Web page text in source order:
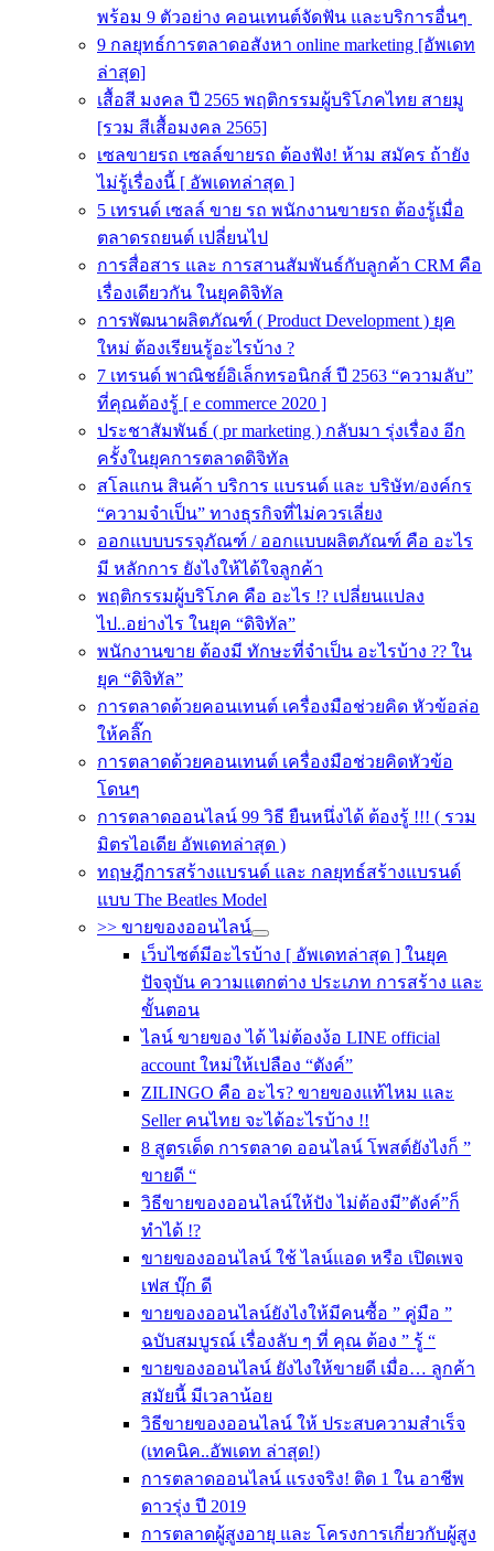
พร้อม 9 ตัวอย่าง คอนเทนต์จัดฟัน และบริการอื่นๆ
9 กลยุทธ์การตลาดอสังหา online marketing [อัพเดท
ล่าสุด]
เสื้อสี มงคล ปี 2565 พฤติกรรมผู้บริโภคไทย สายมู
[รวม สีเสื้อมงคล 2565]
เซลขายรถ เซลล์ขายรถ ต้องฟัง! ห้าม สมัคร ถ้ายัง
ไม่รู้เรื่องนี้ [ อัพเดทล่าสุด ]
5 เทรนด์ เซลล์ ขาย รถ พนักงานขายรถ ต้องรู้เมื่อ
ตลาดรถยนต์ เปลี่ยนไป
การสื่อสาร และ การสานสัมพันธ์กับลูกค้า CRM คือ
เรื่องเดียวกัน ในยุคดิจิทัล
การพัฒนาผลิตภัณฑ์ ( Product Development ) ยุค
ใหม่ ต้องเรียนรู้อะไรบ้าง ?
7 เทรนด์ พาณิชย์อิเล็กทรอนิกส์ ปี 2563 “ความลับ”
ที่คุณต้องรู้ [ e commerce 2020 ]
ประชาสัมพันธ์ ( pr marketing ) กลับมา รุ่งเรื่อง อีก
ครั้งในยุคการตลาดดิจิทัล
สโลแกน สินค้า บริการ แบรนด์ และ บริษัท/องค์กร
“ความจำเป็น” ทางธุรกิจที่ไม่ควรเลี่ยง
ออกแบบบรรจุภัณฑ์ / ออกแบบผลิตภัณฑ์ คือ อะไร
มี หลักการ ยังไงให้ได้ใจลูกค้า
พฤติกรรมผู้บริโภค คือ อะไร !? เปลี่ยนแปลง
ไป..อย่างไร ในยุค “ดิจิทัล”
พนักงานขาย ต้องมี ทักษะที่จำเป็น อะไรบ้าง ?? ใน
ยุค “ดิจิทัล”
การตลาดด้วยคอนเทนต์ เครื่องมือช่วยคิด หัวข้อล่อ
ให้คลิ๊ก
การตลาดด้วยคอนเทนต์ เครื่องมือช่วยคิดหัวข้อ
โดนๆ
การตลาดออนไลน์ 99 วิธี ยืนหนึ่งได้ ต้องรู้ !!! ( รวม
มิตรไอเดีย อัพเดทล่าสุด )
ทฤษฎีการสร้างแบรนด์ และ กลยุทธ์สร้างแบรนด์
แบบ The Beatles Model
>> ขายของออนไลน์
เว็บไซต์มีอะไรบ้าง [ อัพเดทล่าสุด ] ในยุค
ปัจจุบัน ความแตกต่าง ประเภท การสร้าง และ
ขั้นตอน
ไลน์ ขายของ ได้ ไม่ต้องง้อ LINE official
account ใหม่ให้เปลือง “ตังค์”
ZILINGO คือ อะไร? ขายของแท้ไหม และ
Seller คนไทย จะได้อะไรบ้าง !!
8 สูตรเด็ด การตลาด ออนไลน์ โพสต์ยังไงก็ ”
ขายดี “
วิธีขายของออนไลน์ให้ปัง ไม่ต้องมี”ตังค์”ก็
ทำได้ !?
ขายของออนไลน์ ใช้ ไลน์แอด หรือ เปิดเพจ
เฟส บุ๊ก ดี
ขายของออนไลน์ยังไงให้มีคนซื้อ ” คู่มือ ”
ฉบับสมบูรณ์ เรื่องลับ ๆ ที่ คุณ ต้อง ” รู้ “
ขายของออนไลน์ ยังไงให้ขายดี เมื่อ… ลูกค้า
สมัยนี้ มีเวลาน้อย
วิธีขายของออนไลน์ ให้ ประสบความสำเร็จ
(เทคนิค..อัพเดท ล่าสุด!)
การตลาดออนไลน์ แรงจริง! ติด 1 ใน อาชีพ
ดาวรุ่ง ปี 2019
การตลาดผู้สูงอายุ และ โครงการเกี่ยวกับผู้สูง